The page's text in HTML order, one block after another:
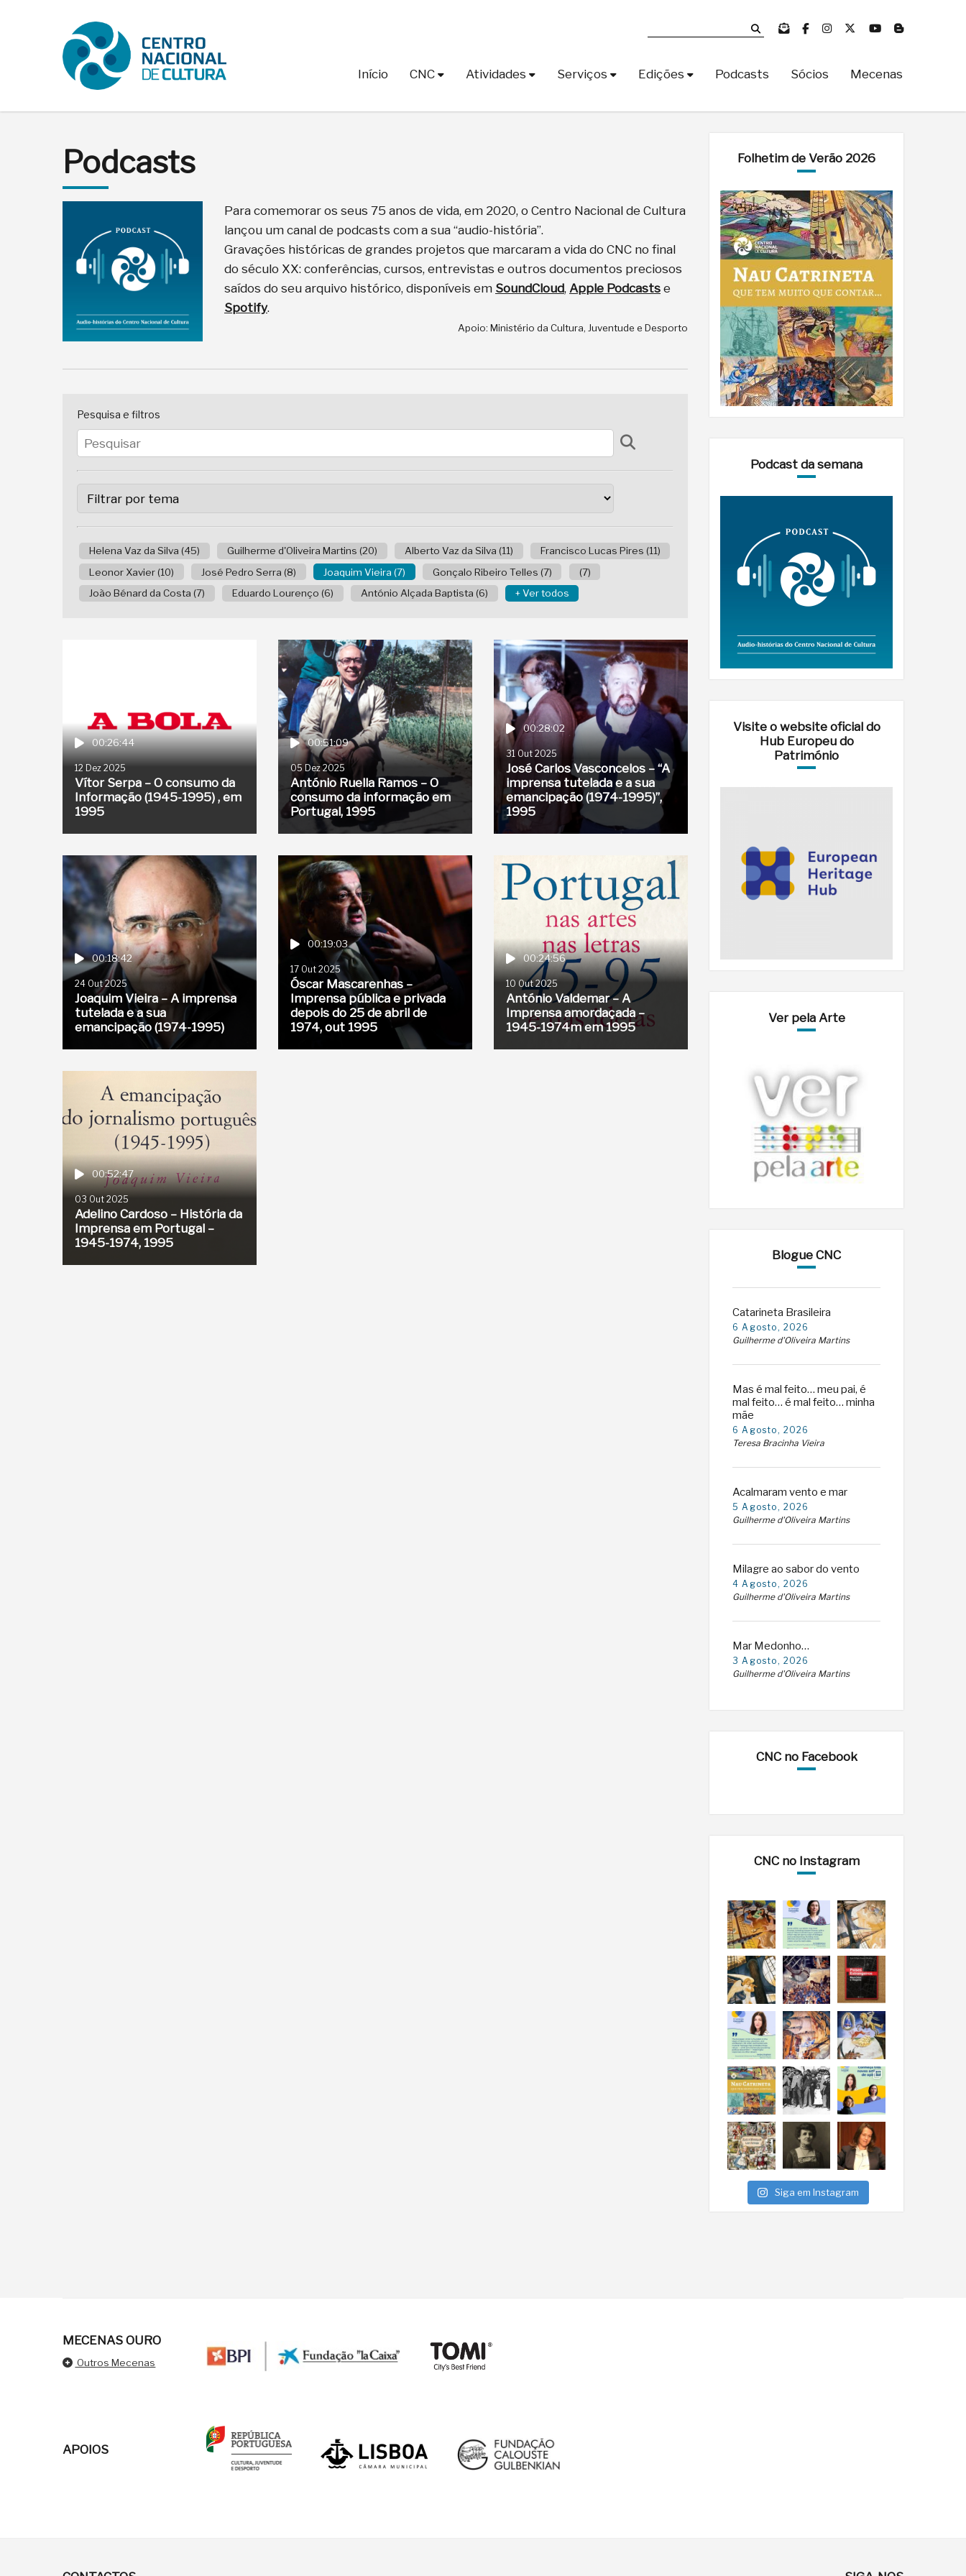
Início CNC Atividades Serviços Edições Podcasts Sócios Mecenas
Podcasts
Para comemorar os seus 75 anos de vida, em 2020, o Centro Nacional de Cultura
lançou um canal de podcasts com a sua “audio-história”.
Gravações históricas de grandes projetos que marcaram a vida do CNC no final
do século XX: conferências, cursos, entrevistas e outros documentos preciosos
saídos do seu arquivo histórico, disponíveis em SoundCloud, Apple Podcasts e
Spotify.
Apoio: Ministério da Cultura, Juventude e Desporto
Pesquisa e filtros
Helena Vaz da Silva (45) Guilherme d'Oliveira Martins (20) Alberto Vaz da Silva (11)
Francisco Lucas Pires (11)
Leonor Xavier (10)
José Pedro Serra (8) Joaquim Vieira (7) Gonçalo Ribeiro Telles (7)
(7)
João Bénard da Costa (7)
Eduardo Lourenço (6) António Alçada Baptista (6) + Ver todos
00:26:44
12 Dez 2025
Vítor Serpa – O consumo da
Informação (1945-1995) , em
1995
00:51:09
05 Dez 2025
António Ruella Ramos – O
consumo da informação em
Portugal, 1995
00:28:02
31 Out 2025
José Carlos Vasconcelos – “A
imprensa tutelada e a sua
emancipação (1974-1995)”,
1995
00:18:42
24 Out 2025
Joaquim Vieira – A imprensa
tutelada e a sua
emancipação (1974-1995)
00:19:03
17 Out 2025
Óscar Mascarenhas –
Imprensa pública e privada
depois do 25 de abril de
1974, out 1995
00:24:56
10 Out 2025
António Valdemar – A
Imprensa amordaçada –
1945-1974m em 1995
00:52:47
03 Out 2025
Adelino Cardoso – História da
Imprensa em Portugal –
1945-1974, 1995
Folhetim de Verão 2026
Podcast da semana
Visite o website oficial do
Hub Europeu do
Património
Ver pela Arte
Blogue CNC
Catarineta Brasileira
6 Agosto, 2026
Guilherme d'Oliveira Martins
Mas é mal feito… meu pai, é
mal feito… é mal feito… minha
mãe
6 Agosto, 2026
Teresa Bracinha Vieira
Acalmaram vento e mar
5 Agosto, 2026
Guilherme d'Oliveira Martins
Milagre ao sabor do vento
4 Agosto, 2026
Guilherme d'Oliveira Martins
Mar Medonho…
3 Agosto, 2026
Guilherme d'Oliveira Martins
CNC no Facebook
CNC no Instagram
Siga em Instagram
MECENAS OURO
Outros Mecenas
APOIOS